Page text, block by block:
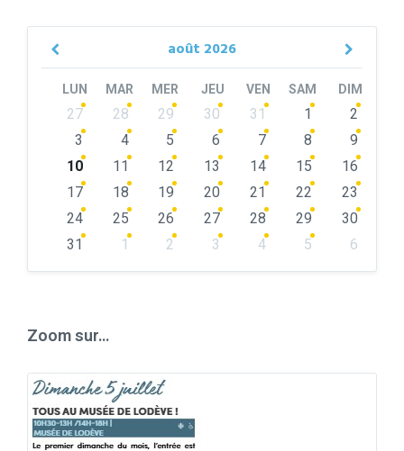
août 2026
Previous
LUN MAR MER JEU VEN SAM DIM
Skip
calendar
27 28 29 30 31 1
2
3
4 5 6 7 8
9
10
11 12 13 14 15
16
17
18 19 20 21 22
23
24
25 26 27 28 29
30
31
1 2 3 4 5
6
Zoom sur…